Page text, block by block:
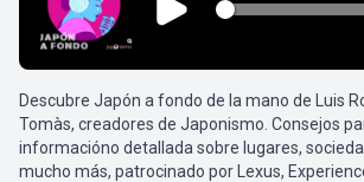
Descubre Japón a fondo de la mano de Luis
Tomàs, creadores de Japonismo. Consejos
informacióno detallada sobre lugares,
mucho más, patrocinado por Lexus,